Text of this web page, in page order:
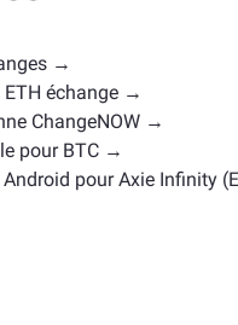
similaires. Consultez
pour échange sur la
→
échange →
ChangeNOW →
pour BTC →
pour Axie Infinity